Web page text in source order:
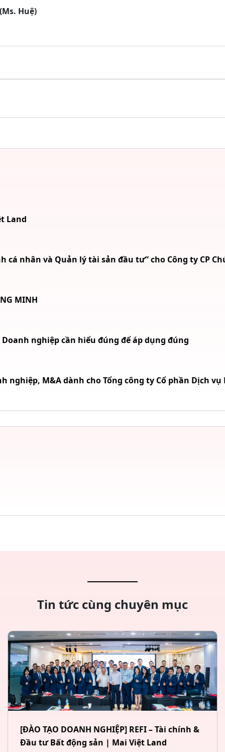
Huệ)
Land
nhân và Quản lý tài sản đầu tư” cho Công ty CP
MINH
nghiệp cần hiểu đúng để áp dụng đúng
nghiệp, M&A dành cho Tổng công ty Cổ phần Dịch
Tin tức cùng chuyên mục
[ĐÀO TẠO DOANH NGHIỆP] REFI – Tài chính &
Đầu tư Bất động sản | Mai Việt Land